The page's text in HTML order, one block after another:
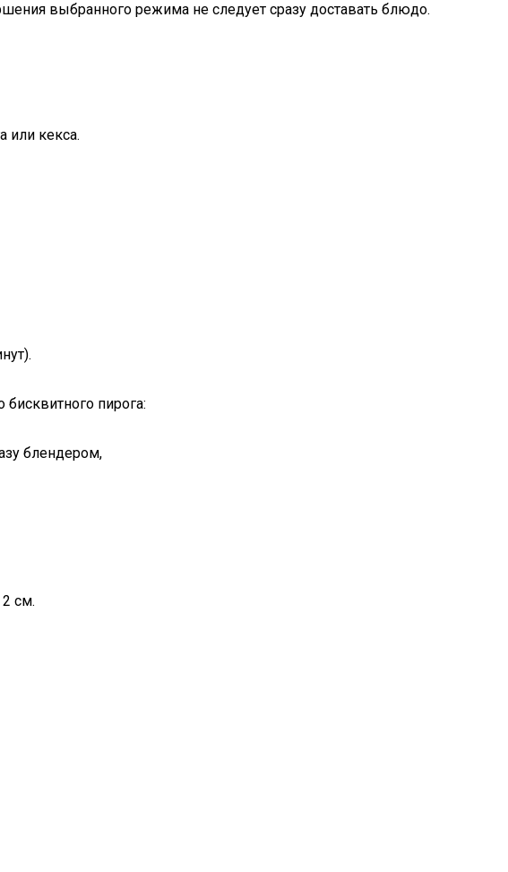
выбранного режима не следует сразу доставать блюдо.
или кекса.
пирога:
блендером,
см.